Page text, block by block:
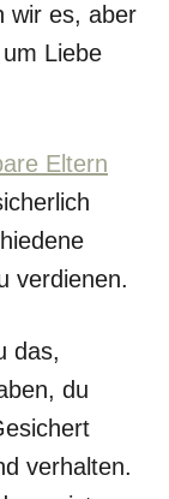
wir es, aber
Liebe
Eltern
verdienen.
das,
du
verhalten.